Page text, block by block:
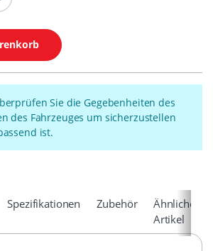
Sie die Gegebenheiten des
des Fahrzeuges um sicherzustellen
ist.
Spezifikationen Zubehör
Ähnliche
Artikel